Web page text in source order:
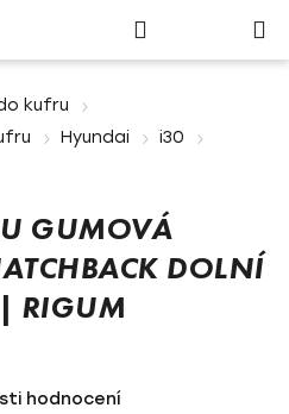
Přihlášení
košík
kufru
Hyundai
i30
GUMOVÁ
DOLNÍ
RIGUM
hodnocení